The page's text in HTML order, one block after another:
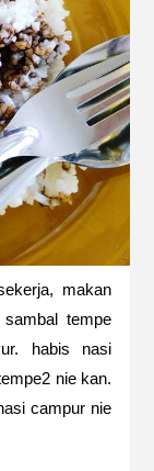
makan
tempe
habis nasi
nie kan.
campur nie